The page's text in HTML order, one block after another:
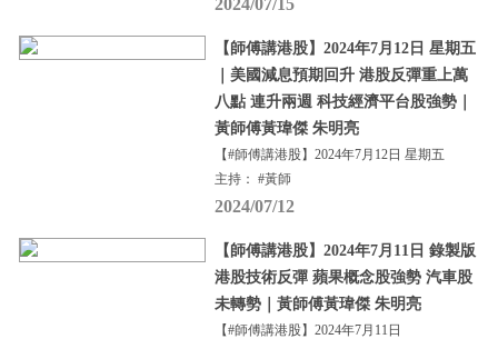
2024/07/15
【師傅講港股】2024年7月12日 星期五
｜美國減息預期回升 港股反彈重上萬
八點 連升兩週 科技經濟平台股強勢｜
黃師傅黃瑋傑 朱明亮
【#師傅講港股】2024年7月12日 星期五
主持： #黃師
2024/07/12
【師傅講港股】2024年7月11日 錄製版
港股技術反彈 蘋果概念股強勢 汽車股
未轉勢｜黃師傅黃瑋傑 朱明亮
【#師傅講港股】2024年7月11日